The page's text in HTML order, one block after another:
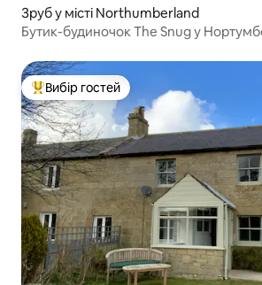
Зруб у місті Northumberland
Бутик-будиночок The Snug у
Топ вибір гостей
Вибір гостей